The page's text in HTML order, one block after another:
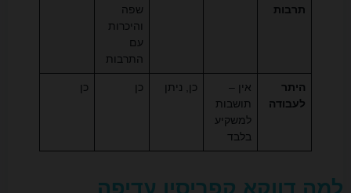
תרבות
שפה
והיכרות
עם
התרבות
היתר
לעבודה
אין –
תושבות
למשקיע
בלבד
כן, ניתן כן כן
למה דווקא קפריסין עדיפה